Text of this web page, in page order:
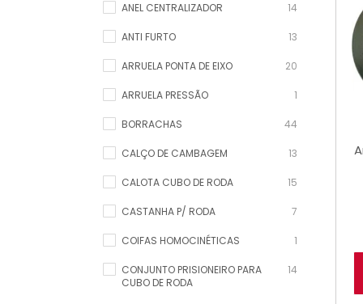
ANEL CENTRALIZADOR 14
ANTI FURTO 13
ARRUELA PONTA DE EIXO 20
ARRUELA PRESSÃO 1
BORRACHAS 44
CALÇO DE CAMBAGEM 13
CALOTA CUBO DE RODA 15
CASTANHA P/ RODA 7
COIFAS HOMOCINÉTICAS 1
CONJUNTO PRISIONEIRO PARA
CUBO DE RODA
14